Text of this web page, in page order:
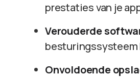
prestaties van je
Verouderde
Onvoldoende